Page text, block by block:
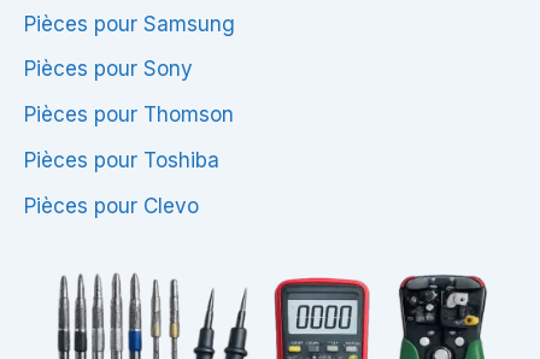
Pièces pour Samsung
Pièces pour Sony
Pièces pour Thomson
Pièces pour Toshiba
Pièces pour Clevo